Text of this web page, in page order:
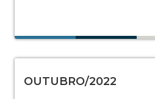
OUTUBRO/2022